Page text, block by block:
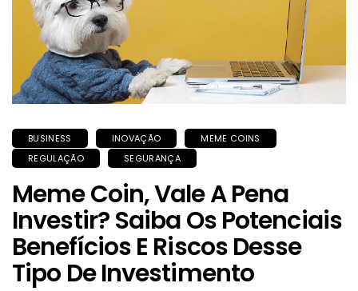
BUSINESS INOVAÇÃO
MEME COINS
REGULAÇÃO
SEGURANÇA
Meme Coin, Vale A Pena
Investir? Saiba Os Potenciais
Benefícios E Riscos Desse
Tipo De Investimento